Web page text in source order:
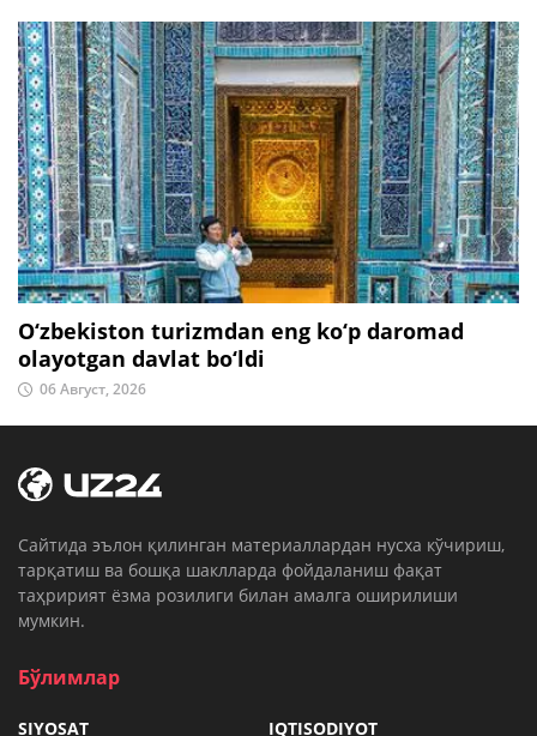
O‘zbekiston turizmdan eng ko‘p daromad
olayotgan davlat bo‘ldi
06 Август, 2026
Cайтида эълон қилинган материаллардан нусха кўчириш,
тарқатиш ва бошқа шаклларда фойдаланиш фақат
таҳририят ёзма розилиги билан амалга оширилиши
мумкин.
Бўлимлар
SIYOSAT IQTISODIYOT